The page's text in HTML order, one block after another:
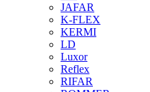
JAFAR
K-FLEX
KERMI
LD
Luxor
Reflex
RIFAR